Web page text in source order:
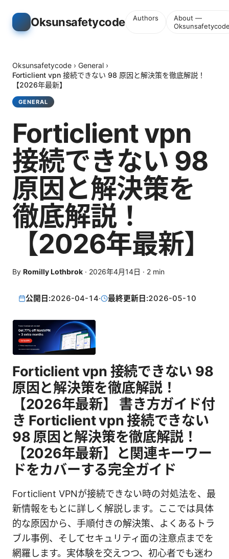
Oksunsafetycode Authors
About —
Oksunsafetycode › General ›
Forticlient vpn 接続できない 98 原因と解決策を徹底解説！
【2026年最新】
GENERAL
Forticlient vpn
接続できない 98
原因と解決策を
徹底解説！
【2026年最新】
By Romilly Lothbrok · 2026年4月14日 · 2 min
公開日:2026-04-14· 最終更新日:2026-05-10
Forticlient vpn 接続できない 98
原因と解決策を徹底解説！
【2026年最新】 書き方ガイド付
き Forticlient vpn 接続できない
98 原因と解決策を徹底解説！
【2026年最新】と関連キーワー
ドをカバーする完全ガイド
Forticlient VPNが接続できない時の対処法を、最
新情報をもとに詳しく解説します。ここでは具体
的な原因から、手順付きの解決策、よくあるトラ
ブル事例、そしてセキュリティ面の注意点までを
網羅します。実体験を交えつつ、初心者でも迷わ